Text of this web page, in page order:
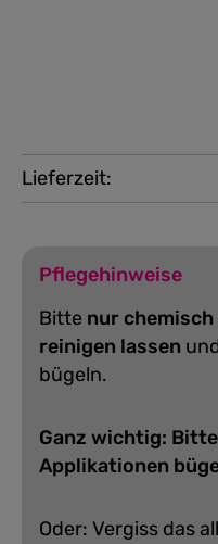
Lieferzeit:
Pflegehinweise
Bitte nur chemisch
reinigen lassen
bügeln.
Ganz wichtig:
Applikationen
Oder: Vergiss das